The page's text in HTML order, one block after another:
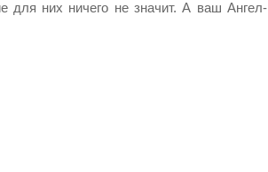
для них ничего не значит. А ваш Ангел-